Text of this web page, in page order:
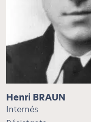
Henri BRAUN
Internés